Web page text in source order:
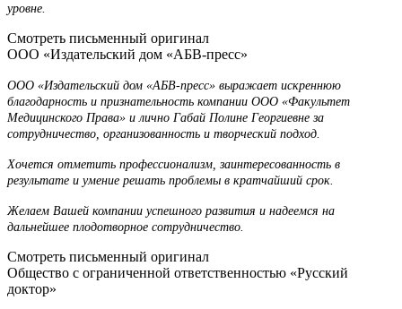
уровне.
Смотреть письменный оригинал
ООО «Издательский дом «АБВ-пресс»
ООО «Издательский дом «АБВ-пресс» выражает искреннюю
благодарность и признательность компании ООО «Факультет
Медицинского Права» и лично Габай Полине Георгиевне за
сотрудничество, организованность и творческий подход.
Хочется отметить профессионализм, заинтересованность в
результате и умение решать проблемы в кратчайший срок.
Желаем Вашей компании успешного развития и надеемся на
дальнейшее плодотворное сотрудничество.
Смотреть письменный оригинал
Общество с ограниченной ответственностью «Русский
доктор»